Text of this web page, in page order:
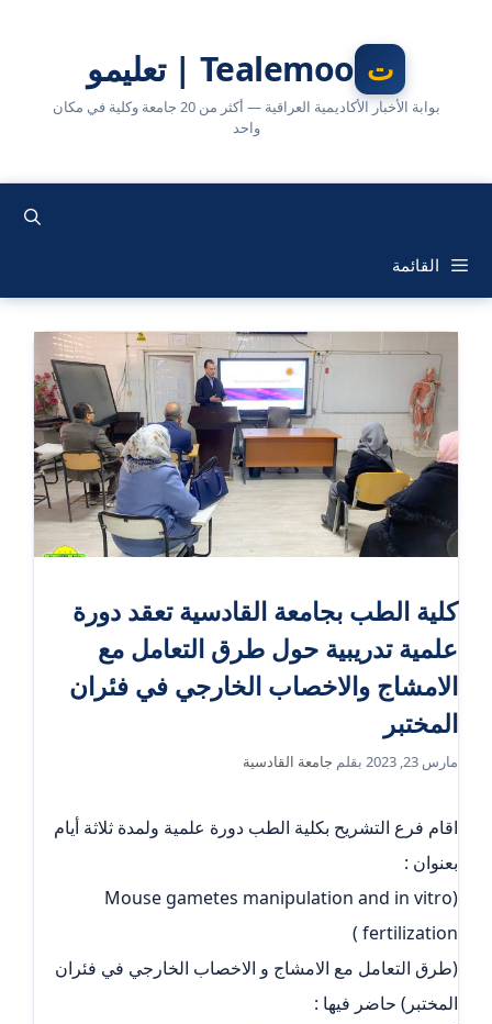
Tealemoo | تعليمو
بوابة الأخبار الأكاديمية العراقية — أكثر من 20 جامعة وكلية في مكان
واحد
القائمة
كلية الطب بجامعة القادسية تعقد دورة
علمية تدريبية حول طرق التعامل مع
الامشاج والاخصاب الخارجي في فئران
المختبر
مارس 23, 2023 بقلم جامعة القادسية
اقام فرع التشريح بكلية الطب دورة علمية ولمدة ثلاثة أيام
بعنوان :
Mouse gametes manipulation and in vitro)
fertilization )
(طرق التعامل مع الامشاج و الاخصاب الخارجي في فئران
المختبر) حاضر فيها :